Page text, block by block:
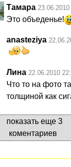
Тамара
Это объеденье!
anasteziya
Лина 22.06.2010
Что то на фото
толщиной как
показать еще 3
коментариев